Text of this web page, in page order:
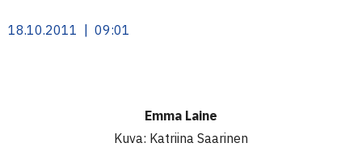
18.10.2011 | 09:01
Emma Laine
Kuva: Katriina Saarinen